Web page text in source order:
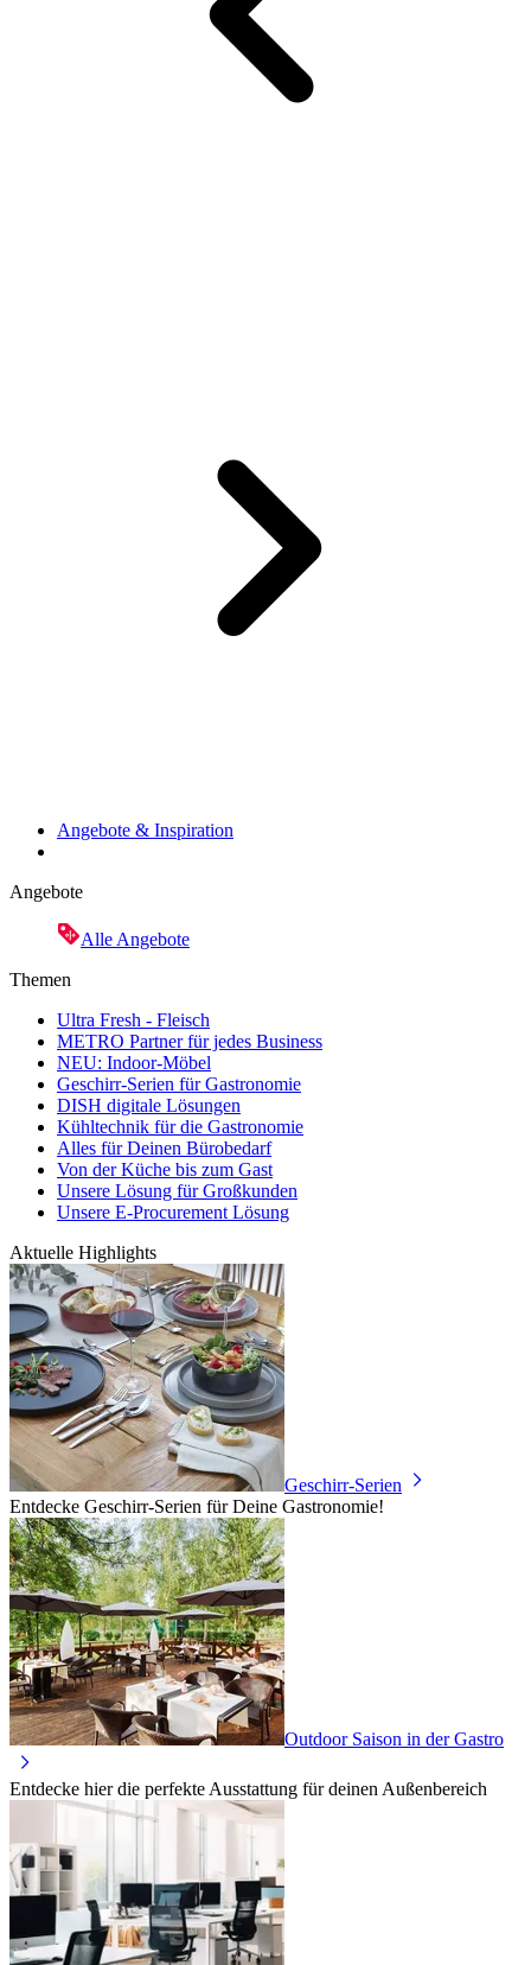
Angebote & Inspiration
Angebote
Alle Angebote
Themen
Ultra Fresh - Fleisch
METRO Partner für jedes Business
NEU: Indoor-Möbel
Geschirr-Serien für Gastronomie
DISH digitale Lösungen
Kühltechnik für die Gastronomie
Alles für Deinen Bürobedarf
Von der Küche bis zum Gast
Unsere Lösung für Großkunden
Unsere E-Procurement Lösung
Aktuelle Highlights
Geschirr-Serien
Entdecke Geschirr-Serien für Deine Gastronomie!
Outdoor Saison in der Gastro
Entdecke hier die perfekte Ausstattung für deinen Außenbereich